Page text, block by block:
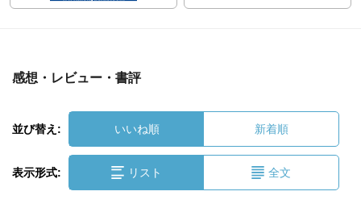
感想・レビュー・書評
並び替え: いいね順 新着順
表示形式: リスト 全文